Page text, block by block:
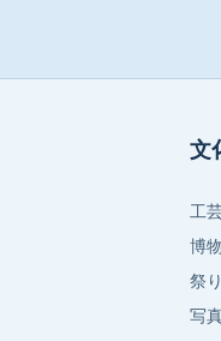
文
工
博
祭
写